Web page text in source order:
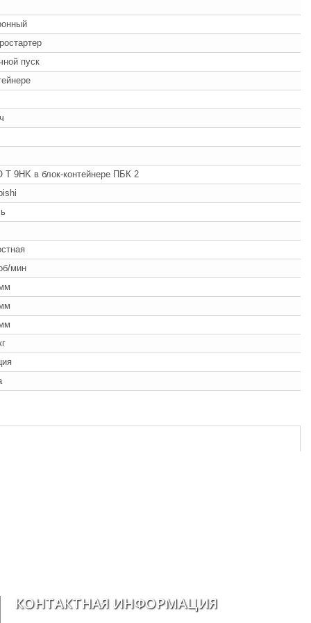
пуск
T 9HK в блок-контейнере ПБК 2
мин
КОНТАКТНАЯ ИНФОРМАЦИЯ